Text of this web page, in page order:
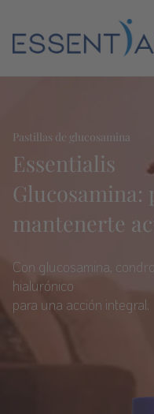
Pastillas de glucosamina
Essentialis
Glucosamina:
mantenerte
Con glucosamina,
hialurónico
para una acción integral.